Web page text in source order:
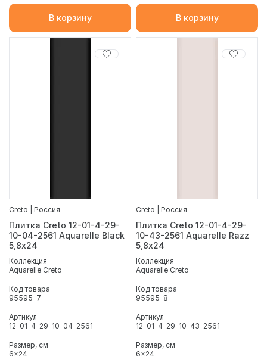
В корзину В корзину
Creto | Россия
Плитка Creto 12-01-4-29-
10-04-2561 Aquarelle Black
5,8х24
Коллекция
Aquarelle Creto
Код товара
95595-7
Артикул
12-01-4-29-10-04-2561
Размер, см
6x24
Creto | Россия
Плитка Creto 12-01-4-29-
10-43-2561 Aquarelle Razz
5,8х24
Коллекция
Aquarelle Creto
Код товара
95595-8
Артикул
12-01-4-29-10-43-2561
Размер, см
6x24